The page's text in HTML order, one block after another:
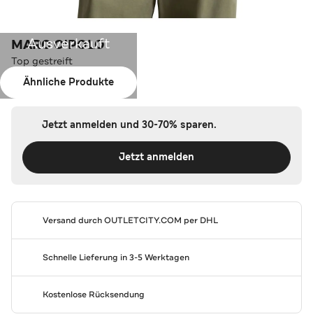
Ausverkauft
Ähnliche Produkte
MARC O'POLO
Top gestreift
Farbe:schwarz-weiß
Jetzt anmelden und 30-70% sparen.
Jetzt anmelden
Versand durchOUTLETCITY.COM per DHL
Schnelle Lieferung in 3-5 Werktagen
Kostenlose Rücksendung